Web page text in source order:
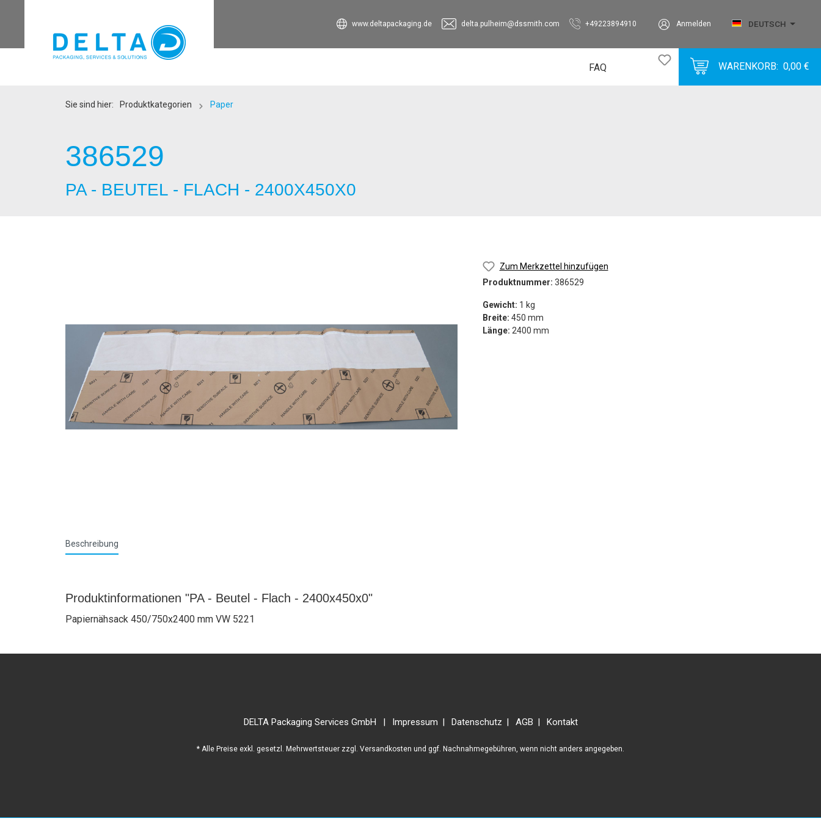
www.deltapackaging.de delta.pulheim@dssmith.com +49223894910 Anmelden DEUTSCH
FAQ
SolidBoard
WARENKORB: 0,00 €
Sie sind hier: Produktkategorien Paper
386529
PA - BEUTEL - FLACH - 2400X450X0
Zum Merkzettel hinzufügen
Produktnummer: 386529
Gewicht: 1 kg
Breite: 450 mm
Länge: 2400 mm
Beschreibung
Produktinformationen "PA - Beutel - Flach - 2400x450x0"
Papiernähsack 450/750x2400 mm VW 5221
DELTA Packaging Services GmbH Impressum Datenschutz AGB Kontakt
* Alle Preise exkl. gesetzl. Mehrwertsteuer zzgl. Versandkosten und ggf. Nachnahmegebühren, wenn nicht anders angegeben.